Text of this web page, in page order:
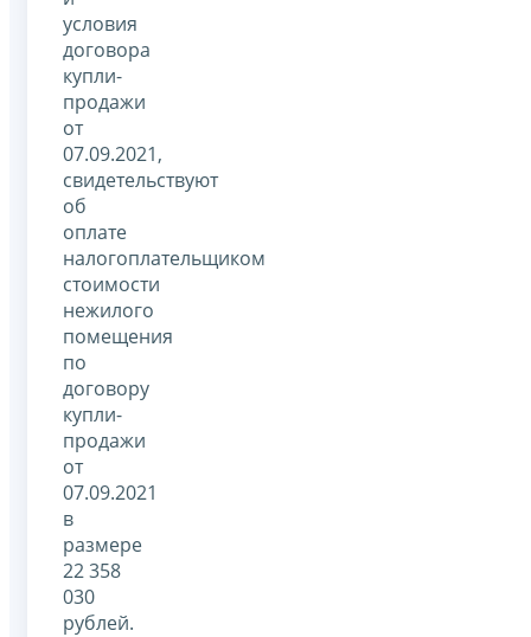
условия
договора
купли-
продажи
от
07.09.2021,
свидетельствуют
об
оплате
налогоплательщиком
стоимости
нежилого
помещения
по
договору
купли-
продажи
от
07.09.2021
в
размере
22 358
030
рублей.